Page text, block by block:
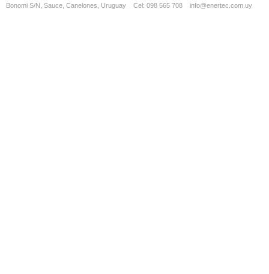
Bonomi S/N, Sauce, Canelones, Uruguay Cel: 098 565 708 info@enertec.com.uy